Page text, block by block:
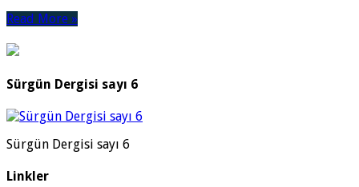
Read More »
Sürgün Dergisi sayı 6
Sürgün Dergisi sayı 6
Linkler